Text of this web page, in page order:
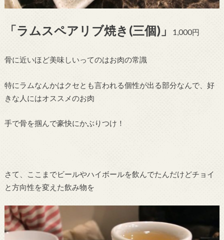
「ラムスペアリブ焼き(三個)」 1,000円
骨に近いほど美味しいってのはお肉の常識
特にラムなんかはクセとも言われる個性が出る部分なんで、好
きな人にはオススメのお肉
手で骨を掴んで豪快にかぶりつけ！
さて、ここまでビールやハイボールを飲んでたんだけどチョイ
と方向性を変えた飲み物を